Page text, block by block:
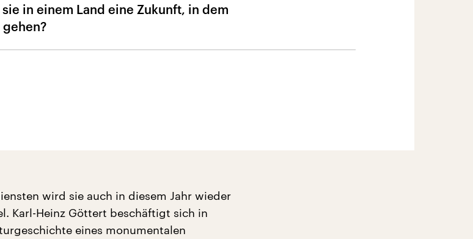
in einem Land eine Zukunft, in dem
wird sie auch in diesem Jahr wieder
Karl-Heinz Göttert beschäftigt sich in
eines monumentalen